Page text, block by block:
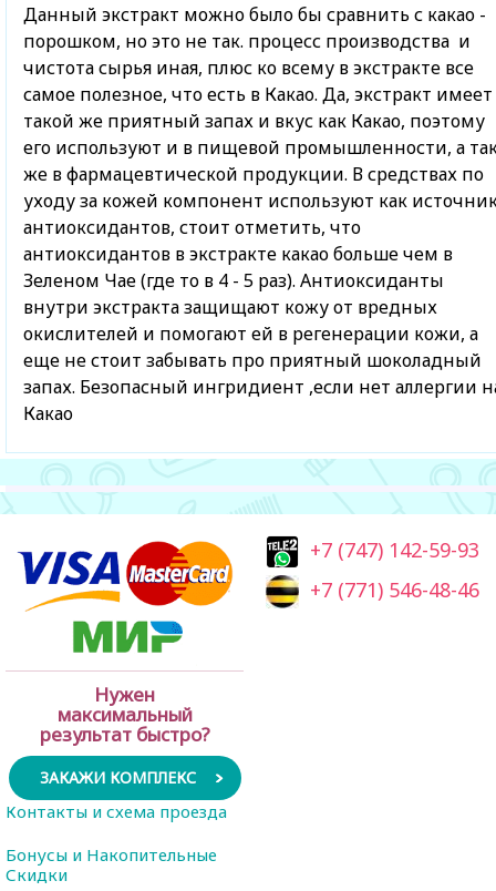
Данный экстракт можно было бы сравнить с какао -
порошком, но это не так. процесс производства и
чистота сырья иная, плюс ко всему в экстракте все
самое полезное, что есть в Какао. Да, экстракт имеет
такой же приятный запах и вкус как Какао, поэтому
его используют и в пищевой промышленности, а
же в фармацевтической продукции. В средствах по
уходу за кожей компонент используют как
антиоксидантов, стоит отметить, что
антиоксидантов в экстракте какао больше чем в
Зеленом Чае (где то в 4 - 5 раз). Антиоксиданты
внутри экстракта защищают кожу от вредных
окислителей и помогают ей в регенерации кожи, а
еще не стоит забывать про приятный шоколадный
запах. Безопасный ингридиент ,если нет аллергии
Какао
Нужен
максимальный
результат быстро?
ЗАКАЖИ КОМПЛЕКС
+7 (747) 142-59-93
+7 (771) 546-48-46
Контакты и схема проезда
Бонусы и Накопительные
Скидки